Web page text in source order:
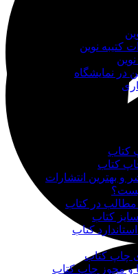
کتیبه نوین
در نمایشگاه‌
کتاب
کتاب
و بهترین انتشارات
مطالب در کتاب
کتاب
کتاب
چاپ کتاب
و مجوز چاپ کتاب